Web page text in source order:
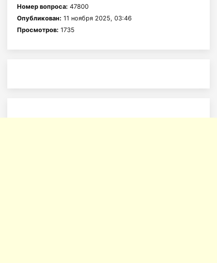
Номер вопроса: 47800
Опубликован: 11 ноября 2025, 03:46
Просмотров: 1735